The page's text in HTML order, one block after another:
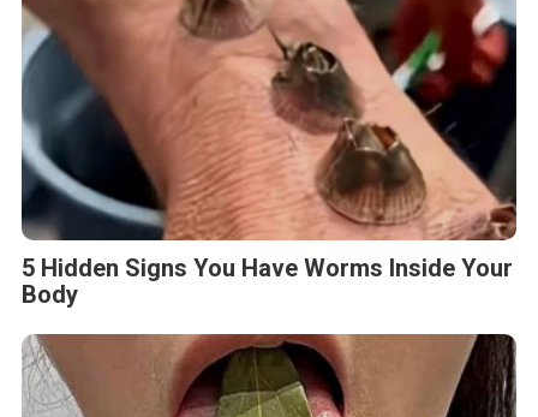
5 Hidden Signs You Have Worms Inside Your
Body